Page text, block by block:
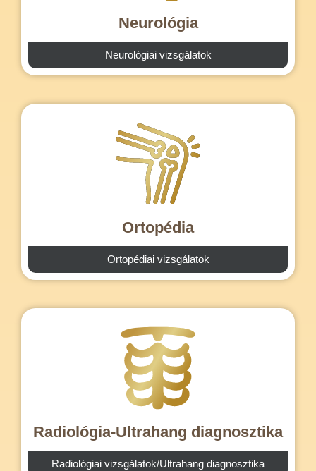
Neurológia
Neurológiai vizsgálatok
Ortopédia
Ortopédiai vizsgálatok
Radiológia-Ultrahang diagnosztika
Radiológiai vizsgálatok/Ultrahang diagnosztika